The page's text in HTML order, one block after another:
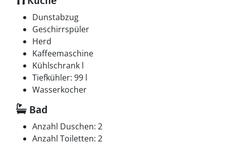
Dunstabzug
Geschirrspüler
Herd
Kaffeemaschine
Kühlschrank l
Tiefkühler: 99 l
Wasserkocher
Bad
Anzahl Duschen: 2
Anzahl Toiletten: 2